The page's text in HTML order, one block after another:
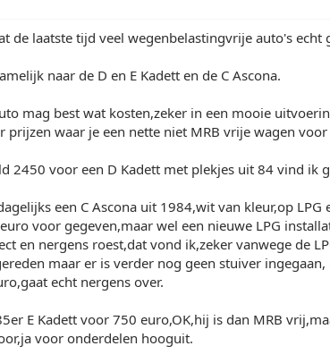
de laatste tijd veel wegenbelastingvrije auto's
naar de D en E Kadett en de C Ascona.
mag best wat kosten,zeker in een mooie
prijzen waar je een nette niet MRB vrije wagen
2450 voor een D Kadett met plekjes uit 84 vind ik
een C Ascona uit 1984,wit van kleur,op
voor gegeven,maar wel een nieuwe LPG
en nergens roest,dat vond ik,zeker vanwege de
maar er is verder nog geen stuiver
echt nergens over.
E Kadett voor 750 euro,OK,hij is dan MRB
voor onderdelen hooguit.